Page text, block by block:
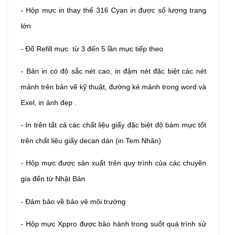
- Hộp mực in thay thế 316 Cyan in được số lượng trang
lớn
- Đổ Refill mực từ 3 đến 5 lần mực tiếp theo
- Bản in có độ sắc nét cao, in đậm nét đặc biệt các nét
mảnh trên bản vẽ kỹ thuật, đường kẻ mảnh trong word và
Exel, in ảnh đẹp .
- In trên tất cả các chất liệu giấy đặc biệt độ bám mực tốt
trên chất liệu giấy decan dán (in Tem Nhãn)
- Hộp mực được sản xuất trên quy trình của các chuyên
gia đến từ Nhật Bản
- Đảm bảo về bảo vệ môi trường
- Hộp mực Xppro được bảo hành trong suốt quá trình sử